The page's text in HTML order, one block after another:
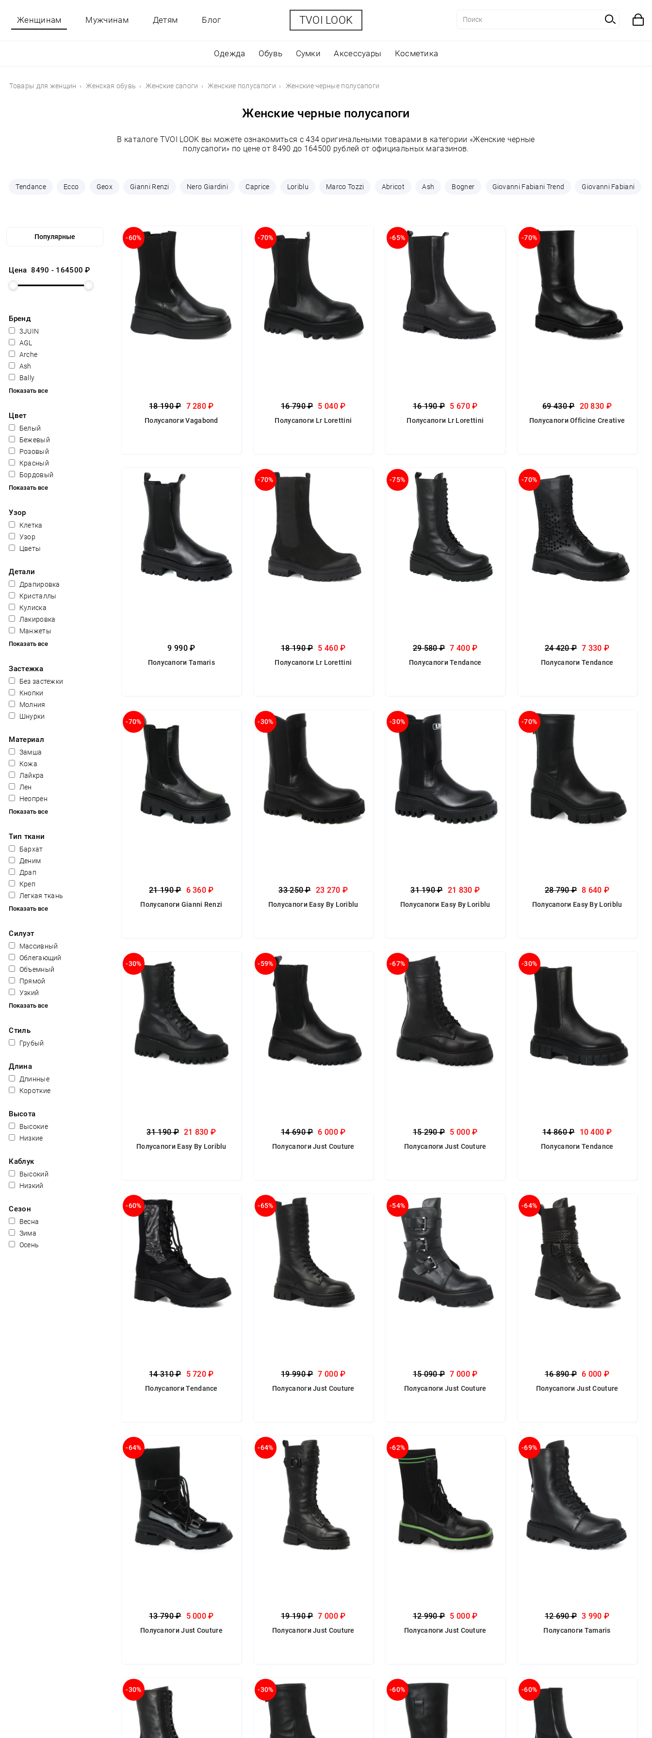
Женщинам
Одежда Обувь Сумки Аксессуары Косметика
Мужчинам Детям Блог TVOI LOOK
Товары для женщин Женская обувь Женские сапоги Женские полусапоги Женские черные полусапоги
Женские черные полусапоги
В каталоге TVOI LOOK вы можете ознакомиться с 434 оригинальными товарами в категории «Женские черные
полусапоги» по цене от 8490 до 164500 рублей от официальных магазинов.
Tendance Ecco Geox Gianni Renzi Nero Giardini Caprice Loriblu Marco Tozzi Abricot Ash Bogner Giovanni Fabiani Trend Giovanni Fabiani
Цена8490 - 164500 ₽
Бренд
3JUIN
AGL
Arche
Ash
Bally
Показать все
Цвет
Белый
Бежевый
Розовый
Красный
Бордовый
Показать все
Узор
Клетка
Узор
Цветы
Детали
Драпировка
Кристаллы
Кулиска
Лакировка
Манжеты
Показать все
Застежка
Без застежки
Кнопки
Молния
Шнурки
Материал
Замша
Кожа
Лайкра
Лен
Неопрен
Показать все
Тип ткани
Бархат
Деним
Драп
Креп
Легкая ткань
Показать все
Силуэт
Массивный
Облегающий
Объемный
Прямой
Узкий
Показать все
Стиль
Грубый
Длина
Длинные
Короткие
Высота
Высокие
Низкие
Каблук
Высокий
Низкий
Сезон
Весна
Зима
Осень
-60%
18 190 ₽ 7 280 ₽
Полусапоги Vagabond
-70%
16 790 ₽ 5 040 ₽
Полусапоги Lr Lorettini
-65%
16 190 ₽ 5 670 ₽
Полусапоги Lr Lorettini
-70%
69 430 ₽ 20 830 ₽
Полусапоги Officine Creative
9 990 ₽
Полусапоги Tamaris
-70%
18 190 ₽ 5 460 ₽
Полусапоги Lr Lorettini
-75%
29 580 ₽ 7 400 ₽
Полусапоги Tendance
-70%
24 420 ₽ 7 330 ₽
Полусапоги Tendance
-70%
21 190 ₽ 6 360 ₽
Полусапоги Gianni Renzi
-30%
33 250 ₽ 23 270 ₽
Полусапоги Easy By Loriblu
-30%
31 190 ₽ 21 830 ₽
Полусапоги Easy By Loriblu
-70%
28 790 ₽ 8 640 ₽
Полусапоги Easy By Loriblu
-30%
31 190 ₽ 21 830 ₽
Полусапоги Easy By Loriblu
-59%
14 690 ₽ 6 000 ₽
Полусапоги Just Couture
-67%
15 290 ₽ 5 000 ₽
Полусапоги Just Couture
-30%
14 860 ₽ 10 400 ₽
Полусапоги Tendance
-60%
14 310 ₽ 5 720 ₽
Полусапоги Tendance
-65%
19 990 ₽ 7 000 ₽
Полусапоги Just Couture
-54%
15 090 ₽ 7 000 ₽
Полусапоги Just Couture
-64%
16 890 ₽ 6 000 ₽
Полусапоги Just Couture
-64%
13 790 ₽ 5 000 ₽
Полусапоги Just Couture
-64%
19 190 ₽ 7 000 ₽
Полусапоги Just Couture
-62%
12 990 ₽ 5 000 ₽
Полусапоги Just Couture
-69%
12 690 ₽ 3 990 ₽
Полусапоги Tamaris
-30% -30% -60% -60%